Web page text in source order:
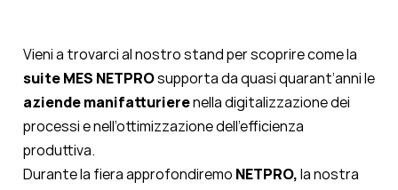
Vieni a trovarci al nostro stand per scoprire come la
suite MES NETPROsupporta da quasi quarant’anni le
aziende manifatturierenella digitalizzazione dei
processi e nell’ottimizzazione dell’efficienza
produttiva.
Durante la fiera approfondiremo NETPRO,la nostra